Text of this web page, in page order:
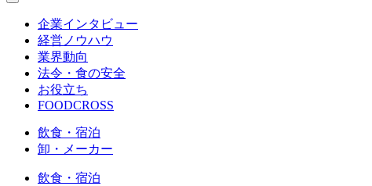
企業インタビュー
経営ノウハウ
業界動向
法令・食の安全
お役立ち
FOODCROSS
飲食・宿泊
卸・メーカー
飲食・宿泊